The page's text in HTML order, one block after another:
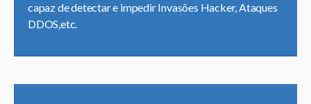
capaz de detectar e impedir Invasões Hacker, Ataques
DDOS,etc.